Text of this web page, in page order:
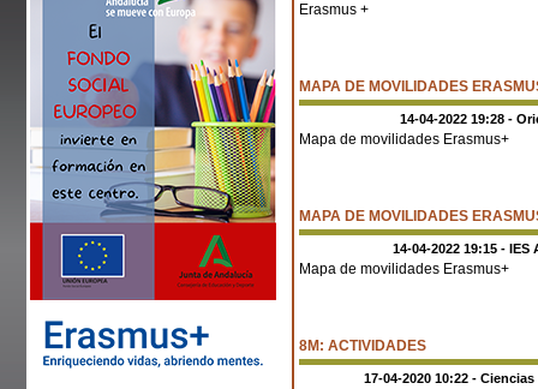
Erasmus +
MAPA DE MOVILIDADES
14-04-2022 19:28 -
Mapa de movilidades Erasmus+
MAPA DE MOVILIDADES
14-04-2022 19:15 - IES
Mapa de movilidades Erasmus+
8M: ACTIVIDADES
17-04-2020 10:22 -